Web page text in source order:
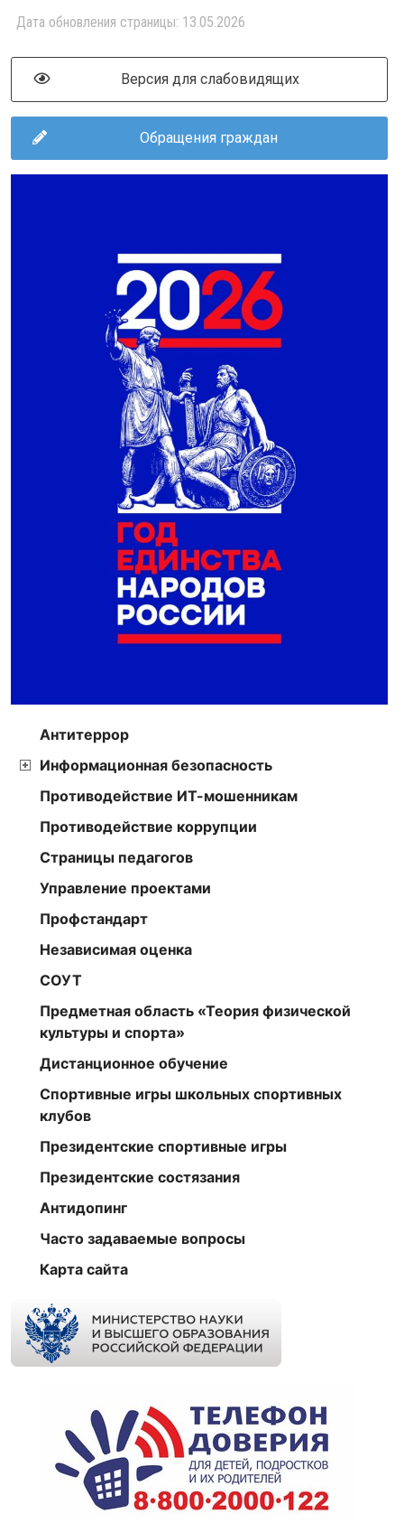
Дата обновления страницы: 13.05.2026
Версия для слабовидящих
Обращения граждан
Антитеррор
Информационная безопасность
Противодействие ИТ-мошенникам
Противодействие коррупции
Страницы педагогов
Управление проектами
Профстандарт
Независимая оценка
СОУТ
Предметная область «Теория физической
культуры и спорта»
Дистанционное обучение
Спортивные игры школьных спортивных
клубов
Президентские спортивные игры
Президентские состязания
Антидопинг
Часто задаваемые вопросы
Карта сайта